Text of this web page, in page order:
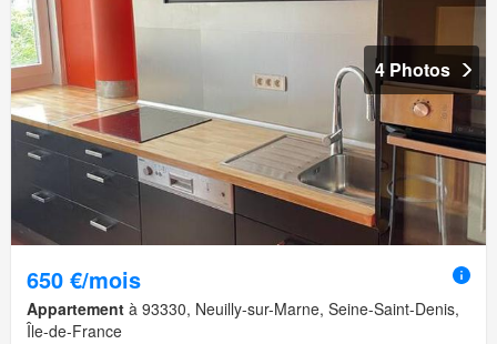
4 Photos
650 €/mois
Appartement à 93330, Neuilly-sur-Marne, Seine-Saint-Denis,
Île-de-France